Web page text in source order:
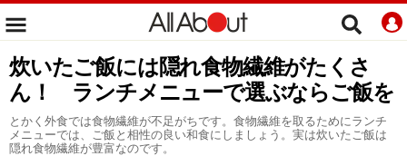
炊いたご飯には隠れ食物繊維がたくさ
ん！ ランチメニューで選ぶならご飯を
とかく外食では食物繊維が不足がちです。食物繊維を取るためにランチ
メニューでは、ご飯と相性の良い和食にしましょう。実は炊いたご飯は
隠れ食物繊維が豊富なのです。